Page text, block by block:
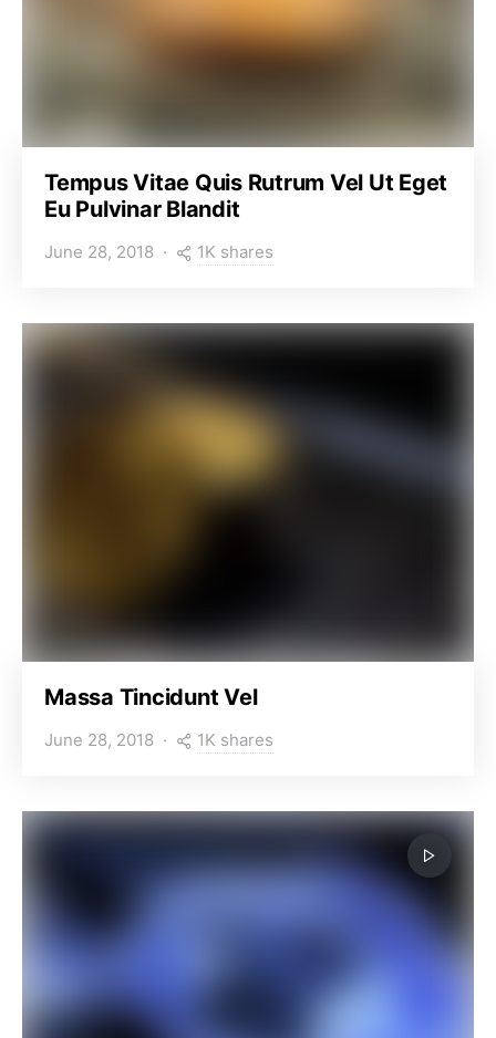
Tempus Vitae Quis Rutrum Vel Ut Eget
Eu Pulvinar Blandit
June 28, 2018 1K shares
Massa Tincidunt Vel
June 28, 2018 1K shares